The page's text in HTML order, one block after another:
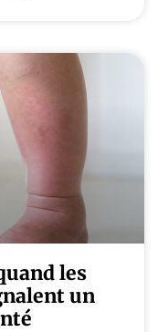
les
un